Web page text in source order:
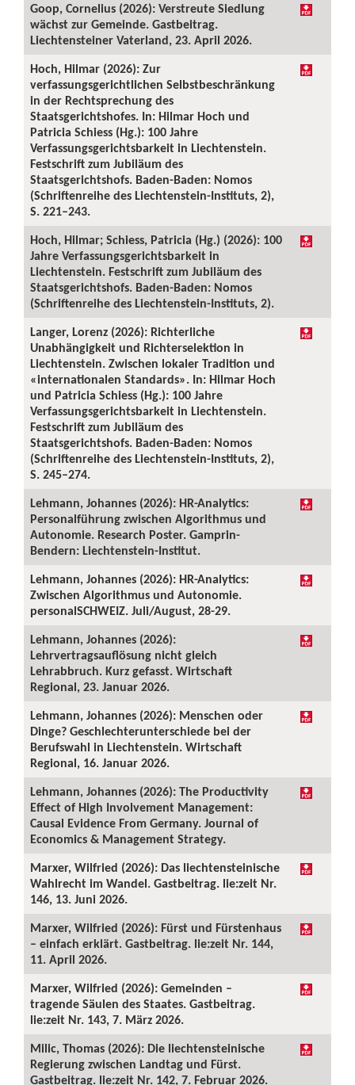
Goop, Cornelius (2026): Verstreute Siedlung
wächst zur Gemeinde. Gastbeitrag.
Liechtensteiner Vaterland, 23. April 2026.
Hoch, Hilmar (2026): Zur
verfassungsgerichtlichen Selbstbeschränkung
in der Rechtsprechung des
Staatsgerichtshofes. In: Hilmar Hoch und
Patricia Schiess (Hg.): 100 Jahre
Verfassungsgerichtsbarkeit in Liechtenstein.
Festschrift zum Jubiläum des
Staatsgerichtshofs. Baden-Baden: Nomos
(Schriftenreihe des Liechtenstein-Instituts, 2),
S. 221–243.
Hoch, Hilmar; Schiess, Patricia (Hg.) (2026): 100
Jahre Verfassungsgerichtsbarkeit in
Liechtenstein. Festschrift zum Jubiläum des
Staatsgerichtshofs. Baden-Baden: Nomos
(Schriftenreihe des Liechtenstein-Instituts, 2).
Langer, Lorenz (2026): Richterliche
Unabhängigkeit und Richterselektion in
Liechtenstein. Zwischen lokaler Tradition und
«internationalen Standards». In: Hilmar Hoch
und Patricia Schiess (Hg.): 100 Jahre
Verfassungsgerichtsbarkeit in Liechtenstein.
Festschrift zum Jubiläum des
Staatsgerichtshofs. Baden-Baden: Nomos
(Schriftenreihe des Liechtenstein-Instituts, 2),
S. 245–274.
Lehmann, Johannes (2026): HR-Analytics:
Personalführung zwischen Algorithmus und
Autonomie. Research Poster. Gamprin-
Bendern: Liechtenstein-Institut.
Lehmann, Johannes (2026): HR-Analytics:
Zwischen Algorithmus und Autonomie.
personalSCHWEIZ. Juli/August, 28-29.
Lehmann, Johannes (2026):
Lehrvertragsauflösung nicht gleich
Lehrabbruch. Kurz gefasst. Wirtschaft
Regional, 23. Januar 2026.
Lehmann, Johannes (2026): Menschen oder
Dinge? Geschlechterunterschiede bei der
Berufswahl in Liechtenstein. Wirtschaft
Regional, 16. Januar 2026.
Lehmann, Johannes (2026): The Productivity
Effect of High Involvement Management:
Causal Evidence From Germany. Journal of
Economics & Management Strategy.
Marxer, Wilfried (2026): Das liechtensteinische
Wahlrecht im Wandel. Gastbeitrag. lie:zeit Nr.
146, 13. Juni 2026.
Marxer, Wilfried (2026): Fürst und Fürstenhaus
– einfach erklärt. Gastbeitrag. lie:zeit Nr. 144,
11. April 2026.
Marxer, Wilfried (2026): Gemeinden –
tragende Säulen des Staates. Gastbeitrag.
lie:zeit Nr. 143, 7. März 2026.
Milic, Thomas (2026): Die liechtensteinische
Regierung zwischen Landtag und Fürst.
Gastbeitrag. lie:zeit Nr. 142, 7. Februar 2026.